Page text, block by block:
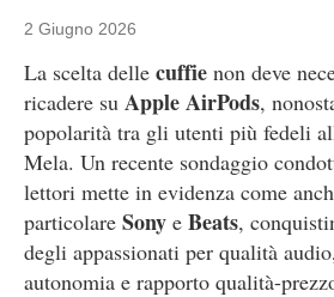
2 Giugno 2026
La scelta delle cuffie non deve
ricadere su Apple AirPods,
popolarità tra gli utenti più fedeli
Mela. Un recente sondaggio
lettori mette in evidenza come
particolare Sony e Beats,
degli appassionati per qualità
autonomia e rapporto qualità-